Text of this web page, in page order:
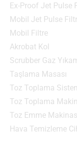
Ex-Proof Jet Pulse
Mobil Jet Pulse
Mobil Filtre
Akrobat Kol
Scrubber Gaz
Taşlama Masası
Toz Toplama
Toz Toplama
Toz Emme
Hava Temizleme